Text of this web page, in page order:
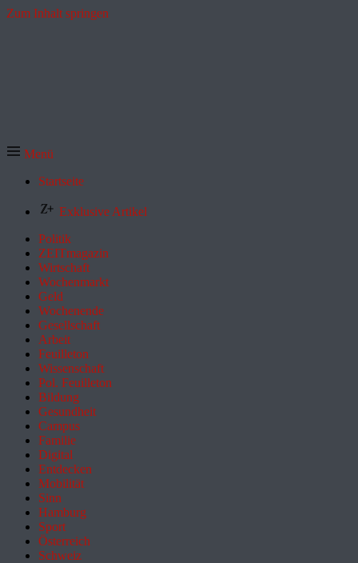
Zum Inhalt springen
Menü
Startseite
Exklusive Artikel
Politik
ZEITmagazin
Wirtschaft
Wochenmarkt
Geld
Wochenende
Gesellschaft
Arbeit
Feuilleton
Wissenschaft
Pol. Feuilleton
Bildung
Gesundheit
Campus
Familie
Digital
Entdecken
Mobilität
Sinn
Hamburg
Sport
Österreich
Schweiz